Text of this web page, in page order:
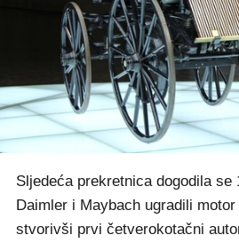
Sljedeća prekretnica dogodila se
Daimler i Maybach ugradili
stvorivši prvi četverokotačni